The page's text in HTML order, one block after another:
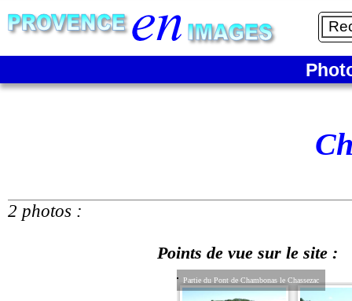
2 photos :
Points de vue sur le site :
Partie du Pont de Chambonas le Chassezac